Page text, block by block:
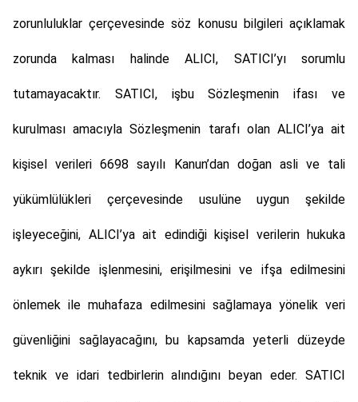
zorunluluklar çerçevesinde söz konusu bilgileri açıklamak
zorunda kalması halinde ALICI, SATICI’yı sorumlu
tutamayacaktır. SATICI, işbu Sözleşmenin ifası ve
kurulması amacıyla Sözleşmenin tarafı olan ALICI’ya ait
kişisel verileri 6698 sayılı Kanun’dan doğan asli ve tali
yükümlülükleri çerçevesinde usulüne uygun şekilde
işleyeceğini, ALICI’ya ait edindiği kişisel verilerin hukuka
aykırı şekilde işlenmesini, erişilmesini ve ifşa edilmesini
önlemek ile muhafaza edilmesini sağlamaya yönelik veri
güvenliğini sağlayacağını, bu kapsamda yeterli düzeyde
teknik ve idari tedbirlerin alındığını beyan eder. SATICI